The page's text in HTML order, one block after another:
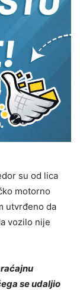
su od lica
motorno
utvrđeno da
vozilo nije
se udaljio